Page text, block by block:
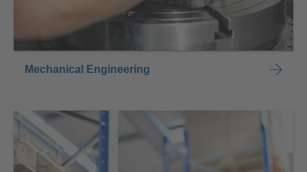
Mechanical Engineering